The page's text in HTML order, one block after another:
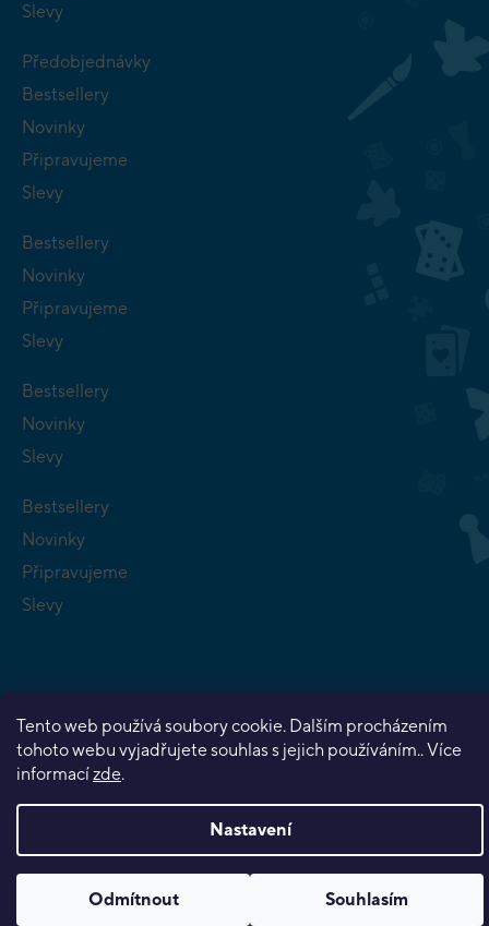
Tento web používá soubory cookie. Dalším procházením
tohoto webu vyjadřujete souhlas s jejich používáním.. Více
informacízde.
Nastavení
Odmítnout Souhlasím
Slevy
Předobjednávky
Bestsellery
Novinky
Připravujeme
Slevy
Bestsellery
Novinky
Připravujeme
Slevy
Bestsellery
Novinky
Slevy
Bestsellery
Novinky
Připravujeme
Slevy
Vytvořil Shoptet Premium
Copyright 2026Planeta her. Všechna práva vyhrazena.